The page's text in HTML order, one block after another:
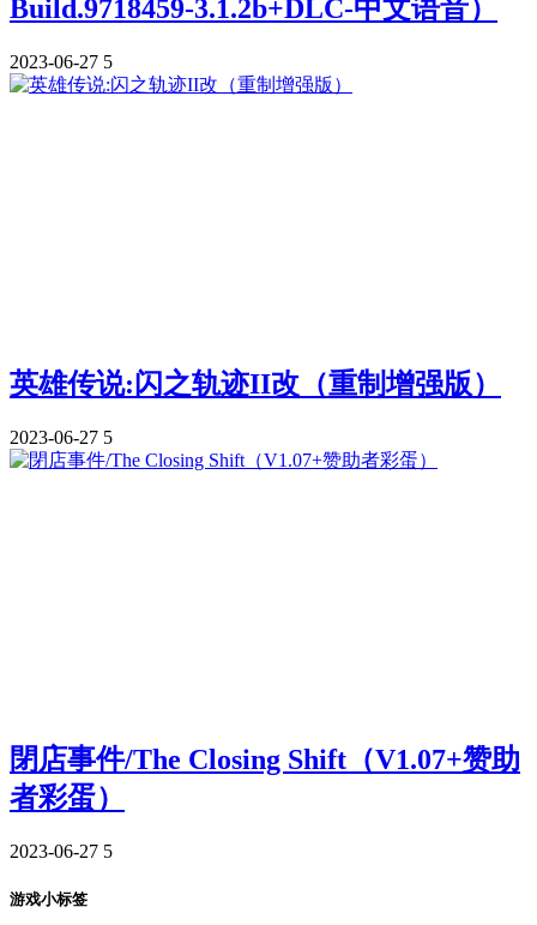
Build.9718459-3.1.2b+DLC-中文语音）
2023-06-27 5
英雄传说:闪之轨迹II改（重制增强版）
2023-06-27 5
閉店事件/The Closing Shift（V1.07+赞助
者彩蛋）
2023-06-27 5
游戏小标签